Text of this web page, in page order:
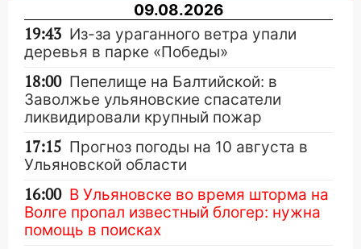
09.08.2026
19:43 Из-за ураганного ветра упали
деревья в парке «Победы»
18:00 Пепелище на Балтийской: в
Заволжье ульяновские спасатели
ликвидировали крупный пожар
17:15 Прогноз погоды на 10 августа в
Ульяновской области
16:00 В Ульяновске во время шторма на
Волге пропал известный блогер: нужна
помощь в поисках